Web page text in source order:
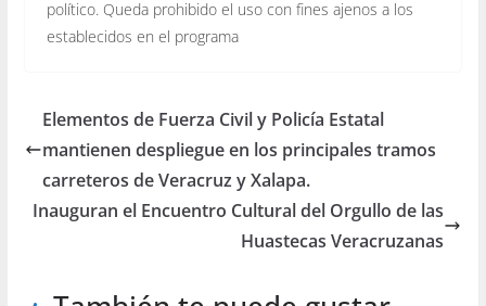
político. Queda prohibido el uso con fines ajenos a los
establecidos en el programa
Elementos de Fuerza Civil y Policía Estatal
mantienen despliegue en los principales tramos
carreteros de Veracruz y Xalapa.
Inauguran el Encuentro Cultural del Orgullo de las
Huastecas Veracruzanas